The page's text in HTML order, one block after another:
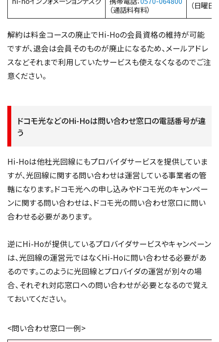
（通話料有料）
（日曜日
解約は料金コースの廃止でHi-Hoの会員資格の維持が可能
ですが、退会は会員そのものが廃止になるため、メールアドレ
スなどそれまで利用していたサービスも使えなくなるのでご注
意ください。
ドコモ光などのHi-Hoは問い合わせ窓口の電話番号が違
う
Hi-Hoは他社光回線にもプロバイダサービスを提供していま
すが、光回線に関する問い合わせは運営している事業者の管
轄になります。ドコモ光への申し込みやドコモ光のキャンペー
ンに関する問い合わせは、ドコモ光の問い合わせ窓口に問い
合わせる必要があります。
逆にHi-Hoが提供しているプロバイダサービスやキャンペーン
は、光回線の運営元ではなくHi-Hoに問い合わせる必要があ
るのです。このように光回線とプロバイダの運営が別々の場
合、それぞれ対応窓口への問い合わせが必要となるので覚え
ておいてください。
<問い合わせ窓口一例>